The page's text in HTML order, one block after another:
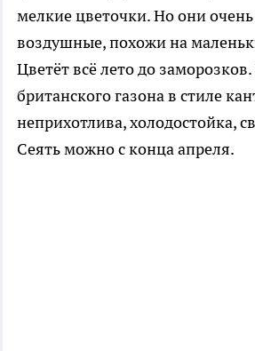
мелкие цветочки. Но они
воздушные, похожи на
Цветёт всё лето до
британского газона в стиле
неприхотлива, холодостойка,
Сеять можно с конца апреля.